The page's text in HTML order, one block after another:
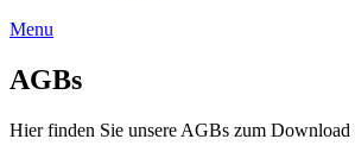
Menu
AGBs
Hier finden Sie unsere AGBs zum Download